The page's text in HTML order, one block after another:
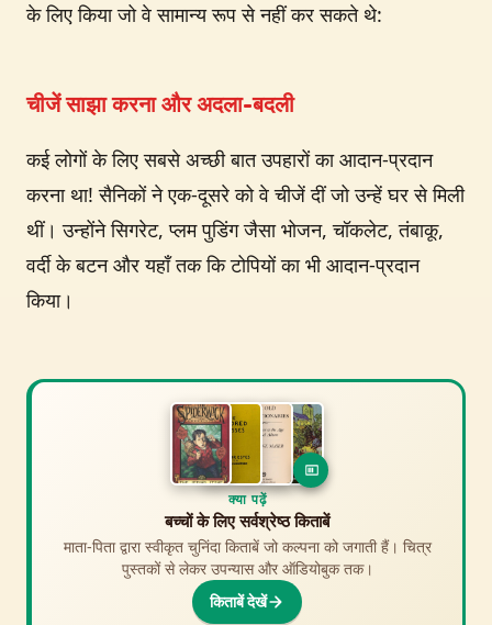
के लिए किया जो वे सामान्य रूप से नहीं कर सकते थे:
चीजें साझा करना और अदला-बदली
कई लोगों के लिए सबसे अच्छी बात उपहारों का आदान-प्रदान
करना था! सैनिकों ने एक-दूसरे को वे चीजें दीं जो उन्हें घर से मिली
थीं। उन्होंने सिगरेट, प्लम पुडिंग जैसा भोजन, चॉकलेट, तंबाकू,
वर्दी के बटन और यहाँ तक कि टोपियों का भी आदान-प्रदान
किया।
क्या देखें
बच्चों के लिए इतिहास फिल्में और शो
माता-पिता द्वारा स्वीकृत चुनिंदा फिल्में जो इतिहास को जीवंत करती हैं।
एनिमेटेड एडवेंचर से लेकर महाकाव्य डॉक्यूमेंट्री तक।
देखें
क्या पढ़ें
बच्चों के लिए सर्वश्रेष्ठ किताबें
माता-पिता द्वारा स्वीकृत चुनिंदा किताबें जो कल्पना को जगाती हैं। चित्र
पुस्तकों से लेकर उपन्यास और ऑडियोबुक तक।
किताबें देखें